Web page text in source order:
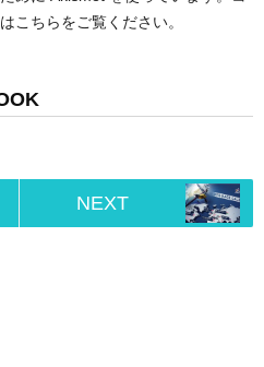
こちらをご覧ください。
NEXT